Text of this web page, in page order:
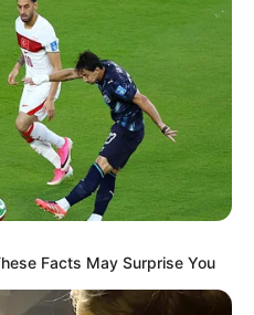
Facts May Surprise You